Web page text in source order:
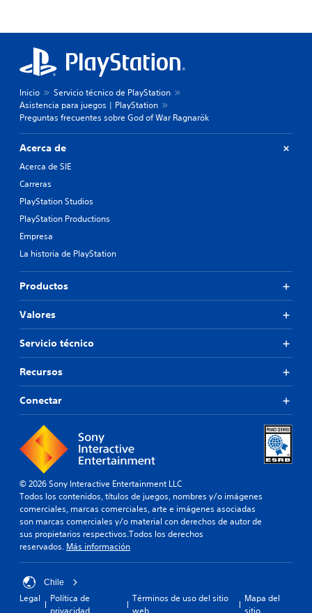
Inicio
Servicio técnico de PlayStation
Asistencia para juegos | PlayStation
Preguntas frecuentes sobre God of War Ragnarök
Acerca de
Acerca de SIE
Carreras
PlayStation Studios
PlayStation Productions
Empresa
La historia de PlayStation
Productos
Valores
Servicio técnico
Recursos
Conectar
© 2026 Sony Interactive Entertainment LLC
Todos los contenidos, títulos de juegos, nombres y/o imágenes
comerciales, marcas comerciales, arte e imágenes asociadas
son marcas comerciales y/o material con derechos de autor de
sus propietarios respectivos.Todos los derechos
reservados. Más información
Chile
Legal
Política de
privacidad
Términos de uso del sitio
web
Mapa del
sitio